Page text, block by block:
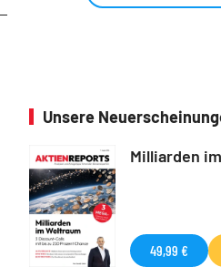
Unsere
Milliarden
49,99 €